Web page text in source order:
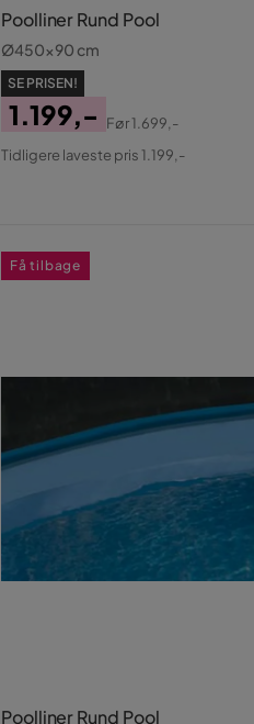
Poolliner Rund Pool
Ø450x90 cm
SE PRISEN!
Pris
1.199,-
Original
Før1.699,-
Tidligere laveste pris 1.199,-
Poolliner Rund Pool
Få tilbage